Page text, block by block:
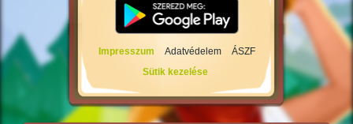
Impresszum Adatvédelem
ÁSZF
Sütik kezelése